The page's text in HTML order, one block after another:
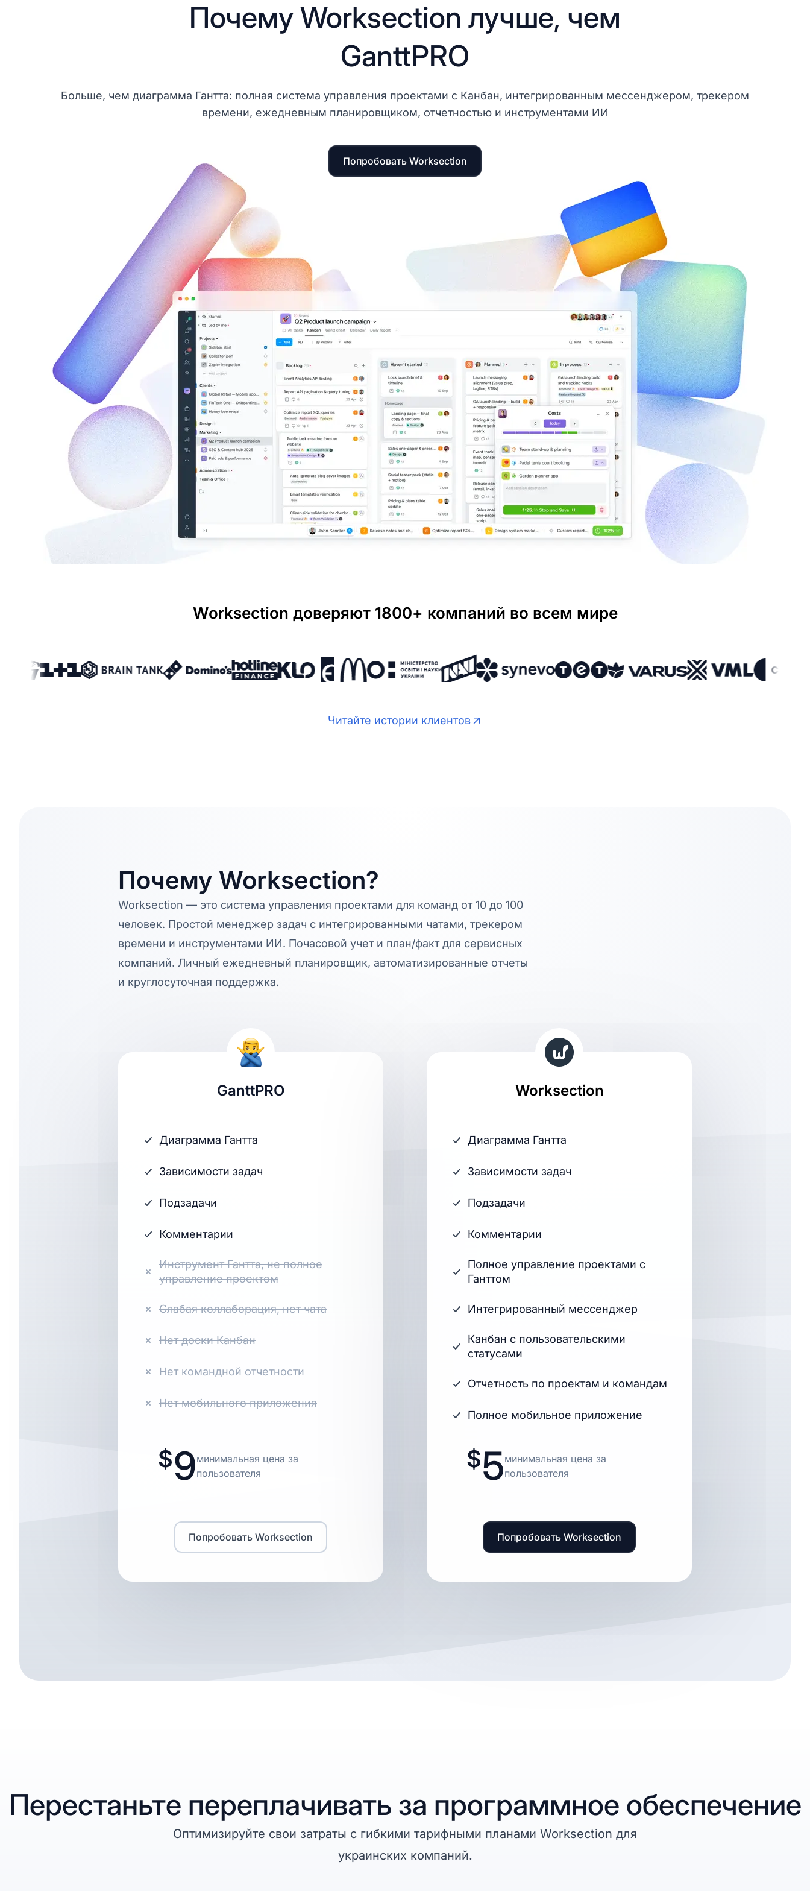
Почему Worksection лучше, чем
GanttPRO
Больше, чем диаграмма Гантта: полная система управления проектами с Канбан, интегрированным мессенджером, трекером
времени, ежедневным планировщиком, отчетностью и инструментами ИИ
Попробовать Worksection
Worksection доверяют 1800+ компаний во всем мире
Читайте истории клиентов
Почему Worksection?
Worksection — это система управления проектами для команд от 10 до 100
человек. Простой менеджер задач с интегрированными чатами, трекером
времени и инструментами ИИ. Почасовой учет и план/факт для сервисных
компаний. Личный ежедневный планировщик, автоматизированные отчеты
и круглосуточная поддержка.
GanttPRO
Диаграмма Гантта
Зависимости задач
Подзадачи
Комментарии
Инструмент Гантта, не полное
управление проектом
Слабая коллаборация, нет чата
Нет доски Канбан
Нет командной отчетности
Нет мобильного приложения
9минимальная цена за
пользователя
Попробовать Worksection
Worksection
Диаграмма Гантта
Зависимости задач
Подзадачи
Комментарии
Полное управление проектами с
Ганттом
Интегрированный мессенджер
Канбан с пользовательскими
статусами
Отчетность по проектам и командам
Полное мобильное приложение
5минимальная цена за
пользователя
Попробовать Worksection
Перестаньте переплачивать за программное обеспечение
Оптимизируйте свои затраты с гибкими тарифными планами Worksection для
украинских компаний.